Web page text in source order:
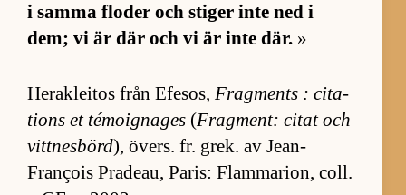
i samma flo­der och sti­ger inte ned i
dem; vi är där och vi är inte där. »
Herak­le­i­tos från Efe­sos, Frag­ments : ci­ta­
tions et té­mo­igna­ges (Frag­ment: ci­tat och
vitt­nes­börd), övers. fr. grek. av Jean-
François Pra­de­au, Pa­ris: Flam­ma­ri­on, coll.